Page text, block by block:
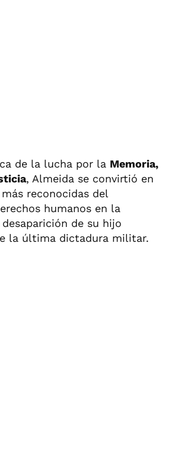
de la lucha por la Memoria,
, Almeida se convirtió en
reconocidas del
humanos en la
de su hijo
la última dictadura militar.